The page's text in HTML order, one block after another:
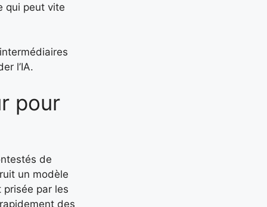
qui peut vite
l’IA.
pour
de
un modèle
par les
des